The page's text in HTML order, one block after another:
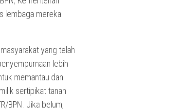
lembaga mereka
yang telah
lebih
memantau dan
sertipikat tanah
BPN. Jika belum,